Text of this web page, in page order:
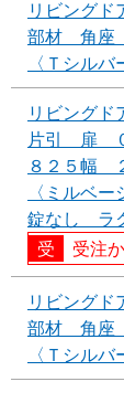
リビング
部材 角
〈Ｔシルバ
リビング
片引 扉
８２５幅
〈ミルベ
錠なし ラ
受注
リビング
部材 角座
〈Ｔシルバ